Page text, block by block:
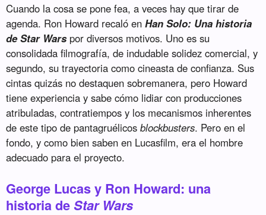
Cuando la cosa se pone fea, a veces hay que tirar de
agenda. Ron Howard recaló enHan Solo: Una historia
de Star Warspor diversos motivos. Uno es su
consolidada filmografía, de indudable solidez comercial, y
segundo, su trayectoria como cineasta de confianza. Sus
cintas quizás no destaquen sobremanera, pero Howard
tiene experiencia y sabe cómo lidiar con producciones
atribuladas, contratiempos y los mecanismos inherentes
de este tipo de pantagruélicosblockbusters. Pero en el
fondo, y como bien saben en Lucasfilm, era el hombre
adecuado para el proyecto.
George Lucas y Ron Howard: una
historia deStar Wars